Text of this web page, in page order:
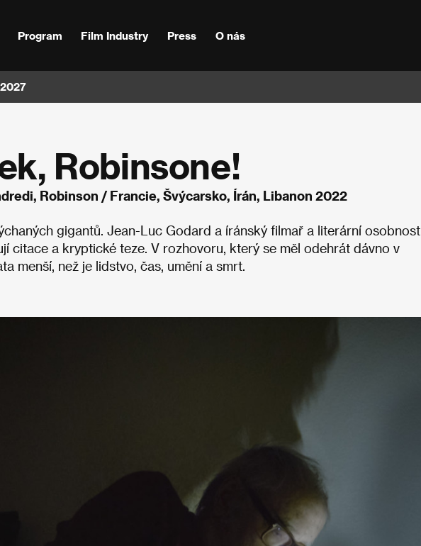
Program Film Industry Press O nás
Robinsone!
Robinson / Francie, Švýcarsko, Írán, Libanon 2022
gigantů. Jean-Luc Godard a íránský filmař a literární osobnost
citace a kryptické teze. V rozhovoru, který se měl odehrát dávno v
menší, než je lidstvo, čas, umění a smrt.